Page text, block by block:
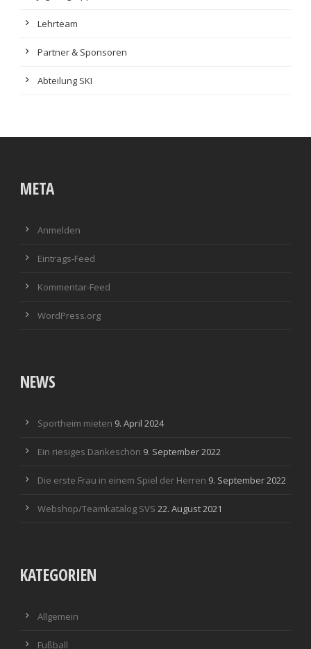
Lehrteam
Partner & Sponsoren
Abteilung SKI
META
Anmelden
Eintrags-Feed
Kommentar-Feed
WordPress.org
NEWS
Sportheim mieten 9. April 2024
Ein riesiges Dankeschön 9. September 2022
Die erste Frau in einem Spiel der Herren 9. September 2022
Webshop/Teamkatalog SVS 22. August 2021
KATEGORIEN
Allgemein
Fußball